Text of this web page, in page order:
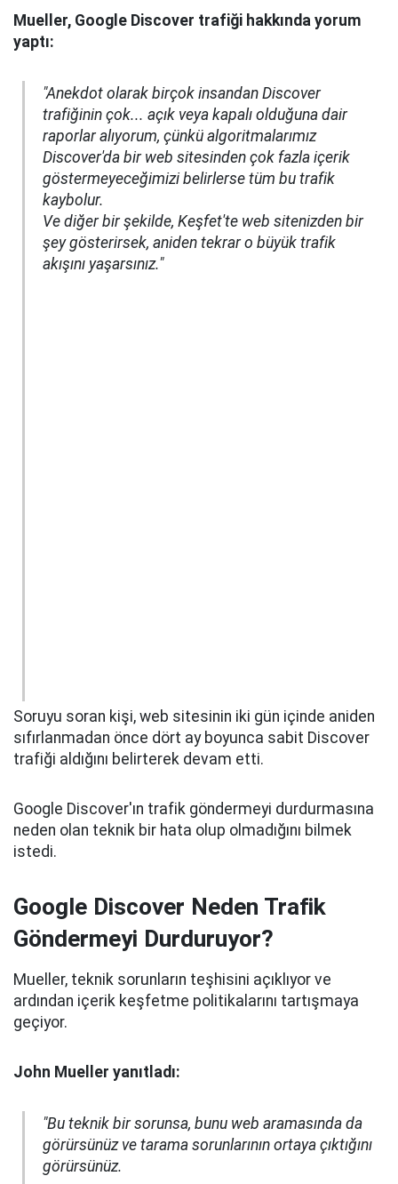
Mueller, Google Discover trafiği hakkında yorum
yaptı:
"Anekdot olarak birçok insandan Discover
trafiğinin çok... açık veya kapalı olduğuna dair
raporlar alıyorum, çünkü algoritmalarımız
Discover'da bir web sitesinden çok fazla içerik
göstermeyeceğimizi belirlerse tüm bu trafik
kaybolur.
Ve diğer bir şekilde, Keşfet'te web sitenizden bir
şey gösterirsek, aniden tekrar o büyük trafik
akışını yaşarsınız."
Soruyu soran kişi, web sitesinin iki gün içinde aniden
sıfırlanmadan önce dört ay boyunca sabit Discover
trafiği aldığını belirterek devam etti.
Google Discover'ın trafik göndermeyi durdurmasına
neden olan teknik bir hata olup olmadığını bilmek
istedi.
Google Discover Neden Trafik
Göndermeyi Durduruyor?
Mueller, teknik sorunların teşhisini açıklıyor ve
ardından içerik keşfetme politikalarını tartışmaya
geçiyor.
John Mueller yanıtladı:
"Bu teknik bir sorunsa, bunu web aramasında da
görürsünüz ve tarama sorunlarının ortaya çıktığını
görürsünüz.